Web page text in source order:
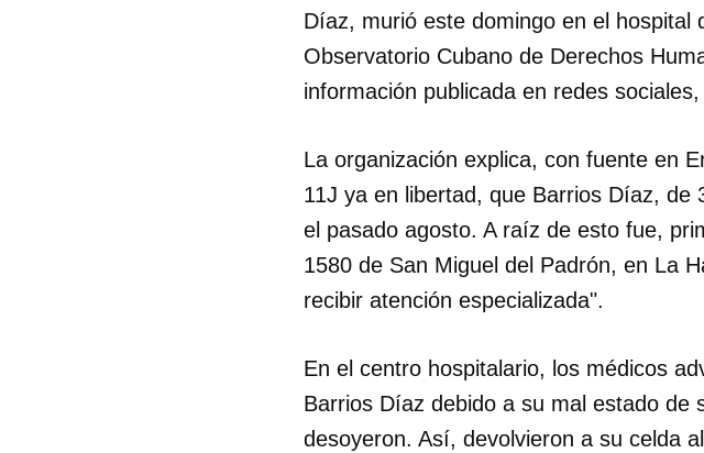
Díaz, murió este domingo en el hospital
Observatorio Cubano de Derechos
información publicada en redes
La organización explica, con fuente en
11J ya en libertad, que Barrios Díaz,
el pasado agosto. A raíz de esto fue,
1580 de San Miguel del Padrón, en La
recibir atención especializada".
En el centro hospitalario, los médicos
Barrios Díaz debido a su mal estado de
desoyeron. Así, devolvieron a su celda